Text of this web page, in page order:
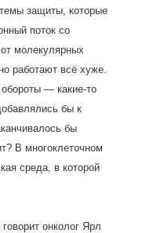
защиты, которые
поток со
молекулярных
работают всё хуже.
— какие-то
бы к
бы
В многоклеточном
среда, в которой
онколог Ярл